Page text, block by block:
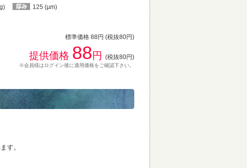
125 (µm)
標準価格 88円 (税抜80円)
提供価格 88円 (税抜80円)
※会員様はログイン後に適用価格をご確認下さい。
す。